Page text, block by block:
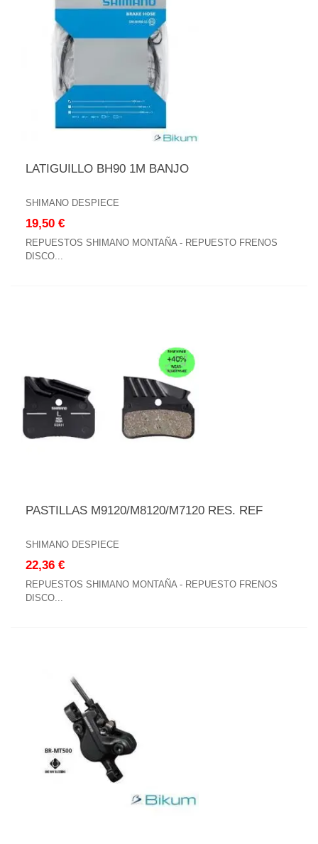
LATIGUILLO BH90 1M BANJO
SHIMANO DESPIECE
19,50 €
REPUESTOS SHIMANO MONTAÑA - REPUESTO FRENOS
DISCO...
PASTILLAS M9120/M8120/M7120 RES. REF
SHIMANO DESPIECE
22,36 €
REPUESTOS SHIMANO MONTAÑA - REPUESTO FRENOS
DISCO...